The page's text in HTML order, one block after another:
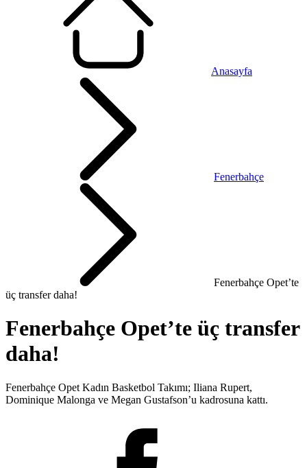
Anasayfa
Fenerbahçe
Fenerbahçe Opet’te
üç transfer daha!
Fenerbahçe Opet’te üç transfer
daha!
Fenerbahçe Opet Kadın Basketbol Takımı; Iliana Rupert,
Dominique Malonga ve Megan Gustafson’u kadrosuna kattı.